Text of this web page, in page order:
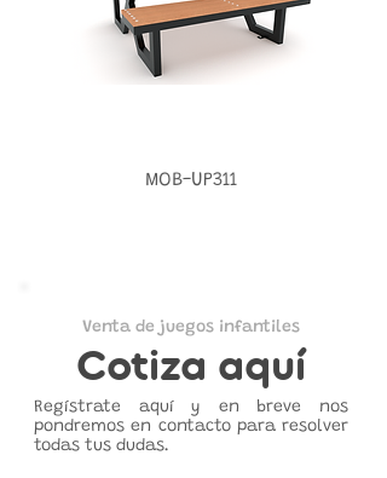
MOB-UP311
Venta de juegos infantiles
Cotiza aquí
Regístrate aquí y en breve nos
pondremos en contacto para resolver
todas tus dudas.